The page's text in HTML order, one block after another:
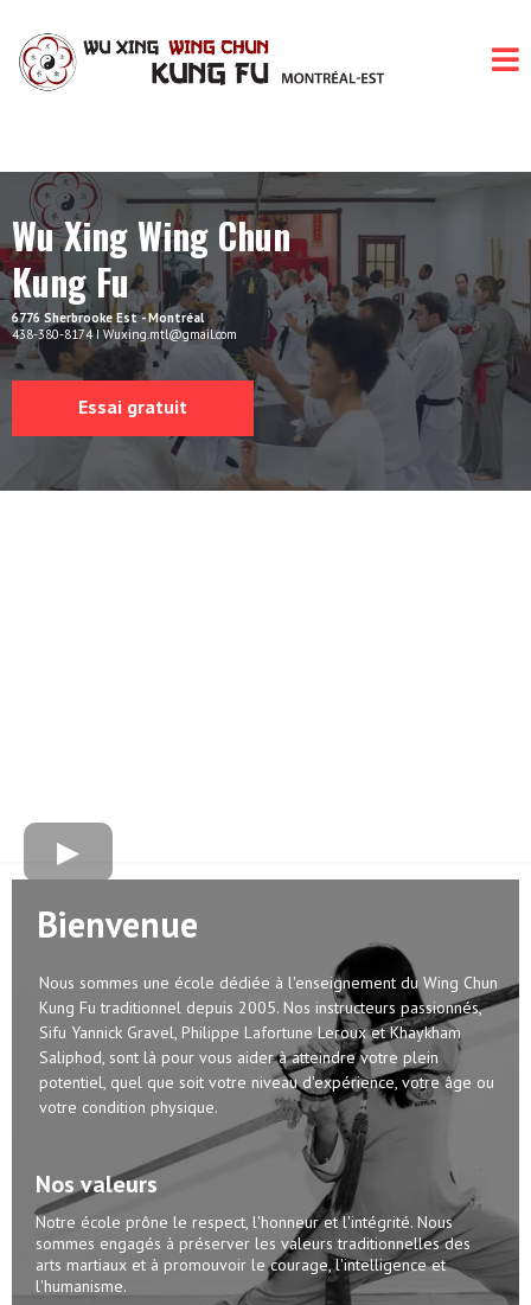
Wu Xing Wing Chun
Kung Fu
6776 Sherbrooke Est - Montréal
438-380-8174 I Wuxing.mtl@gmail.com
Essai gratuit
Bienvenue
Nous sommes une école dédiée à l'enseignement du Wing Chun
Kung Fu traditionnel depuis 2005. Nos instructeurs passionnés,
Sifu Yannick Gravel, Philippe Lafortune Leroux et Khaykham
Saliphod, sont là pour vous aider à atteindre votre plein
potentiel, quel que soit votre niveau d'expérience, votre âge ou
votre condition physique.
Nos valeurs
Notre école prône le respect, l'honneur et l'intégrité. Nous
sommes engagés à préserver les valeurs traditionnelles des
arts martiaux et à promouvoir le courage, l'intelligence et
l'humanisme.